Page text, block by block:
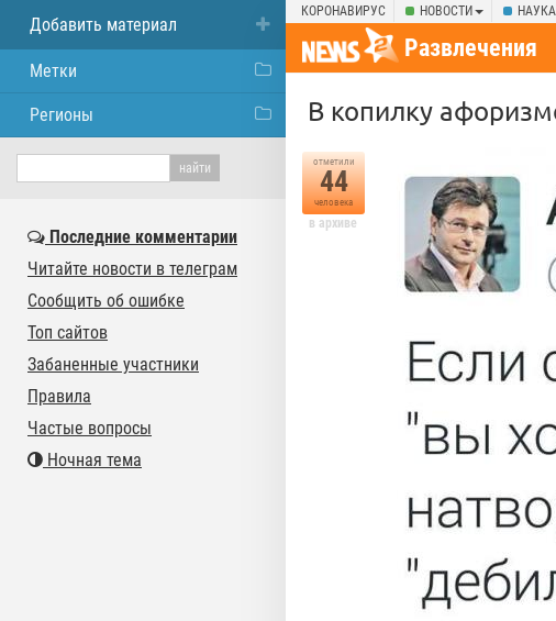
КОРОНАВИРУС НОВОСТИ
Развлечения
В копилку
отметили
44
человека
в архиве
Добавить материал
Метки
Регионы
Последние комментарии
Читайте новости в телеграм
Сообщить об ошибке
Топ сайтов
Забаненные участники
Правила
Частые вопросы
Ночная тема